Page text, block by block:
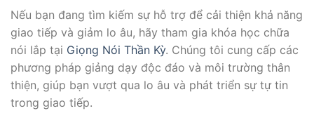
Nếu bạn đang tìm kiếm sự hỗ trợ để cải thiện khả năng
giao tiếp và giảm lo âu, hãy tham gia khóa học chữa
nói lắp tại Giọng Nói Thần Kỳ. Chúng tôi cung cấp các
phương pháp giảng dạy độc đáo và môi trường thân
thiện, giúp bạn vượt qua lo âu và phát triển sự tự tin
trong giao tiếp.